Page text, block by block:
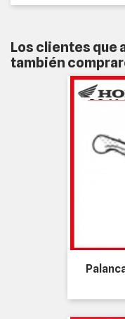
Los clientes que
también